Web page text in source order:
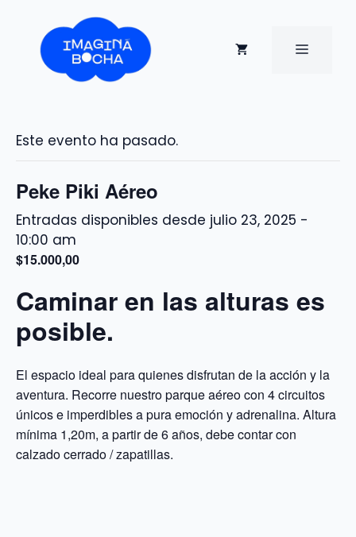
contenido
MENÚ
Este evento ha pasado.
Peke Piki Aéreo
julio 23, 2025 -
10:00 am
$15.000,00
Caminar en las alturas es
posible.
El espacio ideal para quienes disfrutan de la acción y la
aventura. Recorre nuestro parque aéreo con 4 circuitos
únicos e imperdibles a pura emoción y adrenalina. Altura
mínima 1,20m, a partir de 6 años, debe contar con
calzado cerrado / zapatillas.